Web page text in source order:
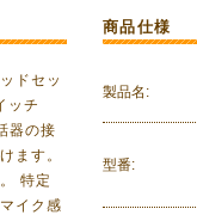
ドセッ
ッチ
器の接
ます。
特定
イク感
商品仕様
製品名:
型番: